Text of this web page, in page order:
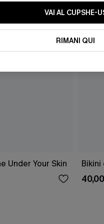
Under Your Skin
VAI AL CUPSHE-
RIMANI QUI